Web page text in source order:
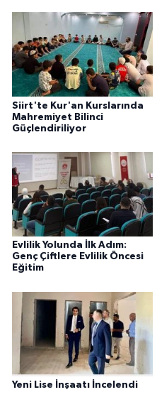
Siirt'te Kur'an Kurslarında
Mahremiyet Bilinci
Güçlendiriliyor
Evlilik Yolunda İlk Adım:
Genç Çiftlere Evlilik Öncesi
Eğitim
Yeni Lise İnşaatı İncelendi